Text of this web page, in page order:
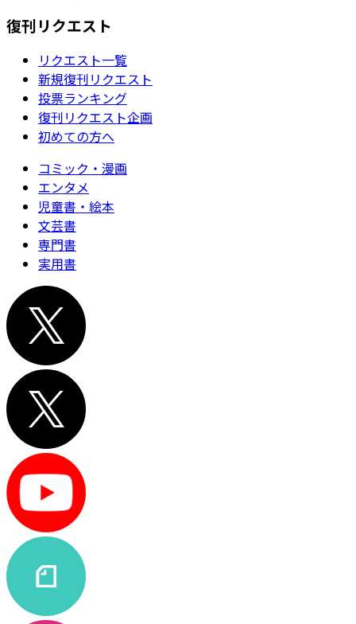
復刊リクエスト
リクエスト一覧
新規復刊リクエスト
投票ランキング
復刊リクエスト企画
初めての方へ
コミック・漫画
エンタメ
児童書・絵本
文芸書
専門書
実用書